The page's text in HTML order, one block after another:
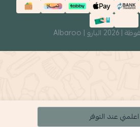
اعلمني عند التوفر
| 2026 البارو | Albaroo